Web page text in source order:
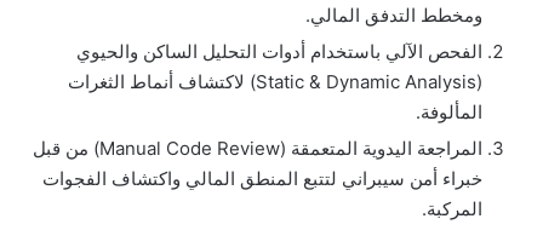
ومخطط التدفق المالي.
الفحص الآلي باستخدام أدوات التحليل الساكن والحيوي
(Static & Dynamic Analysis) لاكتشاف أنماط الثغرات
المألوفة.
المراجعة اليدوية المتعمقة (Manual Code Review) من قبل
خبراء أمن سيبراني لتتبع المنطق المالي واكتشاف الفجوات
المركبة.